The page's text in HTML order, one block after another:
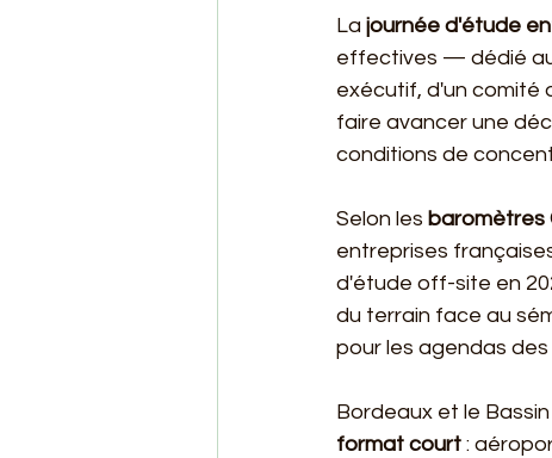
La journée d'étude
effectives — dédié
exécutif, d'un comité
faire avancer une
conditions de
Selon les baromètres
entreprises
d'étude off-site en
du terrain face au
pour les agendas
Bordeaux et le
format court :